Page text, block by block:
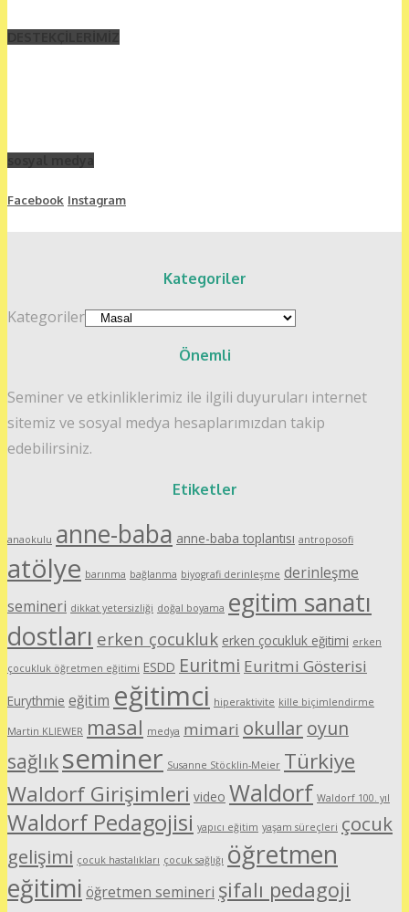
Facebook Instagram
Kategoriler
Kategoriler
Önemli
Seminer ve etkinliklerimiz ile ilgili duyuruları internet
sitemiz ve sosyal medya hesaplarımızdan takip
edebilirsiniz.
Etiketler
anaokulu anne-baba anne-baba toplantısı antroposofi
atölye barınma bağlanma biyografi derinleşme derinleşme
semineri dikkat yetersizliği doğal boyama egitim sanatı
dostları erken çocukluk erken çocukluk eğitimi erken
çocukluk öğretmen eğitimi ESDD Euritmi Euritmi Gösterisi
Eurythmie eğitim eğitimci hiperaktivite kille biçimlendirme
Martin KLIEWER masal medya mimari okullaroyun
sağlıkseminer Susanne Stöcklin-Meier Türkiye
Waldorf Girişimleri video Waldorf Waldorf 100. yıl
Waldorf Pedagojisi yapıcı eğitim yaşam süreçleri çocuk
gelişimi çocuk hastalıkları çocuk sağlığı öğretmen
eğitimi öğretmen semineri şifalı pedagoji